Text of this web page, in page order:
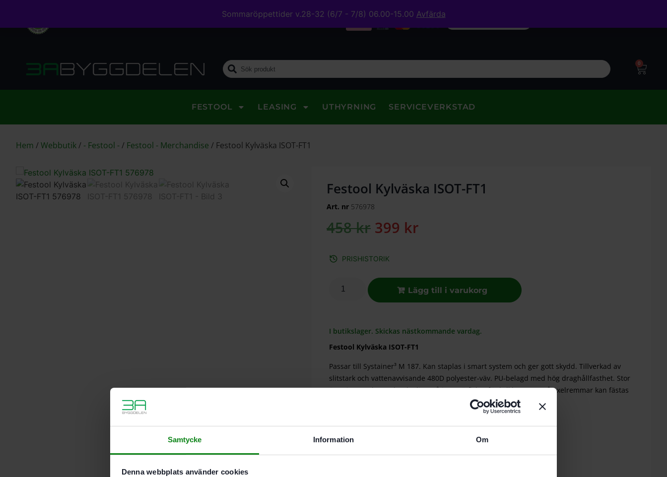
Samtycke Information Om
Denna webbplats använder cookies
Sommaröppettider v.28-32 (6/7 - 7/8) 06.00-15.00 Avfärda
Smidig leverans
0
FESTOOL LEASING UTHYRNING SERVICEVERKSTAD
Hem /Webbutik/ - Festool -/ Festool - Merchandise / Festool Kylväska ISOT-FT1
Festool Kylväska ISOT-FT1
Art. nr 576978
458kr 399 kr
PRISHISTORIK
Lägg till i varukorg
I butikslager. Skickas nästkommande vardag.
Festool Kylväska ISOT-FT1
Passar till Systainer³ M 187. Kan staplas i smart system och ger gott skydd. Tillverkad av
slitstark och vattenavvisande 480D polyester-väv. PU-belagd med hög draghållfasthet. Stor
öppning med YKK-dragkedja. Två inre nätfickor för kylklampar. Två axelremmar kan fästas
individuellt i sex öglor för flexibla bärmöjligheter.
Kan ej tvättas, ska endast torkas av med fuktig trasa.